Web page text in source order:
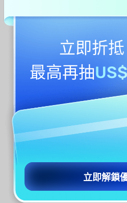
C. 解釋 PDF
PDF 通常包含複雜的描述
PDF 模式可以透過智慧分
釋來提供幫助。
選擇並複製您想要進一
在UPDF AI 側邊欄的“詢
說明：[在
落] ”，然後按Enter。
立即折抵
最高再抽
立即解鎖